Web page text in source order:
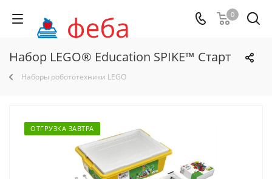
0
Набор LEGO® Education SPIKE™ Старт
Наборы робототехники LEGO
ОТГРУЗКА ЗАВТРА